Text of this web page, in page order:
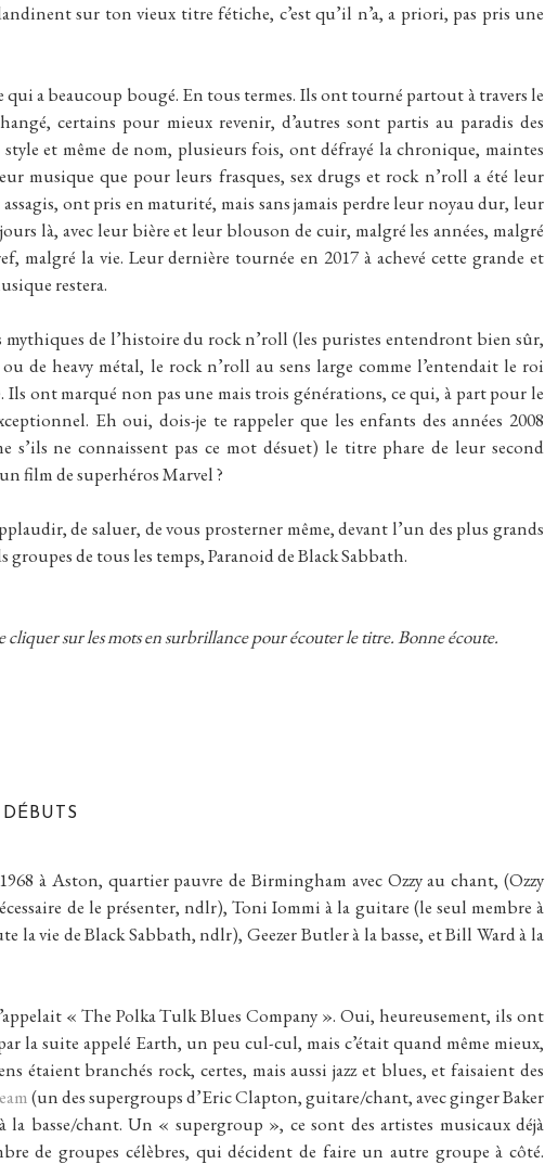
sur ton vieux titre fétiche, c’est qu’il n’a, a priori, pas pris une
qui a beaucoup bougé. En tous termes. Ils ont tourné partout à travers le
certains pour mieux revenir, d’autres sont partis au paradis des
et même de nom, plusieurs fois, ont défrayé la chronique, maintes
musique que pour leurs frasques, sex drugs et rock n’roll a été leur
ont pris en maturité, mais sans jamais perdre leur noyau dur, leur
là, avec leur bière et leur blouson de cuir, malgré les années, malgré
malgré la vie. Leur dernière tournée en 2017 à achevé cette grande et
restera.
mythiques de l’histoire du rock n’roll (les puristes entendront bien sûr,
de heavy métal, le rock n’roll au sens large comme l’entendait le roi
ont marqué non pas une mais trois générations, ce qui, à part pour le
Eh oui, dois-je te rappeler que les enfants des années 2008
s’ils ne connaissent pas ce mot désuet) le titre phare de leur second
film de superhéros Marvel ?
de saluer, de vous prosterner même, devant l’un des plus grands
groupes de tous les temps, Paranoid de Black Sabbath.
cliquer sur les mots en surbrillance pour écouter le titre. Bonne écoute.
à Aston, quartier pauvre de Birmingham avec Ozzy au chant, (Ozzy
de le présenter, ndlr), Toni Iommi à la guitare (le seul membre à
la vie de Black Sabbath, ndlr), Geezer Butler à la basse, et Bill Ward à la
« The Polka Tulk Blues Company ». Oui, heureusement, ils ont
la suite appelé Earth, un peu cul-cul, mais c’était quand même mieux,
étaient branchés rock, certes, mais aussi jazz et blues, et faisaient des
(un des supergroups d’Eric Clapton, guitare/chant, avec ginger Baker
la basse/chant. Un « supergroup », ce sont des artistes musicaux déjà
de groupes célèbres, qui décident de faire un autre groupe à côté.